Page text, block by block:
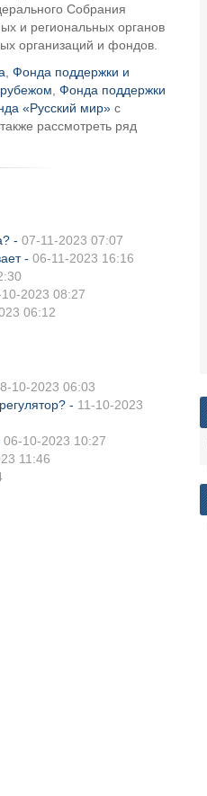
Собрания
и региональных органов
организаций и фондов.
Фонда поддержки и
Фонда поддержки
«Русский мир»с
рассмотреть ряд
- 07-11-2023 07:07
- 06-11-2023 16:16
2023 08:27
06:12
10-2023 06:03
- 11-10-2023
06-10-2023 10:27
11:46